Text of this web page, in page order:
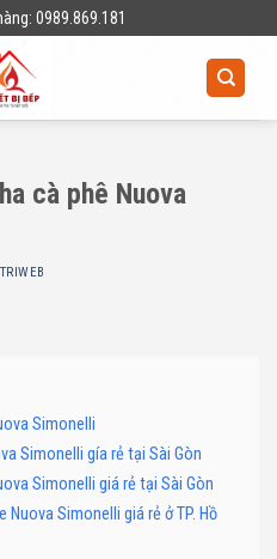
0989.869.181
cà phê Nuova
Simonelli
Simonelli gía rẻ tại Sài Gòn
Simonelli giá rẻ tại Sài Gòn
Simonelli giá rẻ ở TP. Hồ